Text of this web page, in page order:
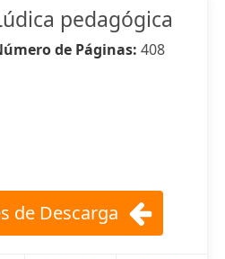
pedagógica
de Páginas: 408
de Descarga